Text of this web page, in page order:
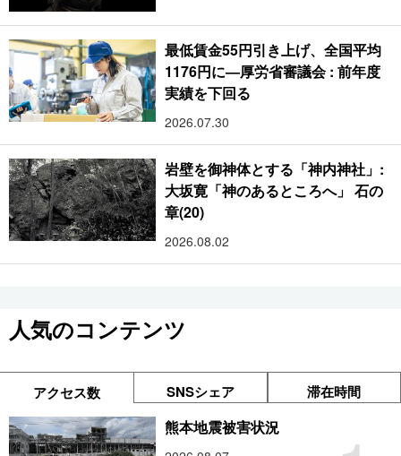
最低賃金55円引き上げ、全国平均
1176円に―厚労省審議会 : 前年度
実績を下回る
2026.07.30
岩壁を御神体とする「神内神社」:
大坂寛「神のあるところへ」 石の
章(20)
2026.08.02
人気のコンテンツ
アクセス数 SNSシェア 滞在時間
熊本地震被害状況